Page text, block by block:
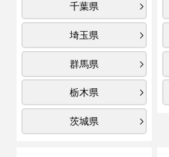
千葉県
埼玉県
群馬県
栃木県
茨城県